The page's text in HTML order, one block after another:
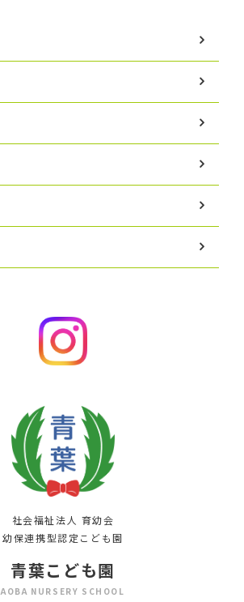
社会福祉法人 育幼会
幼保連携型認定こども園
青葉こども園
AOBA NURSERY SCHOOL